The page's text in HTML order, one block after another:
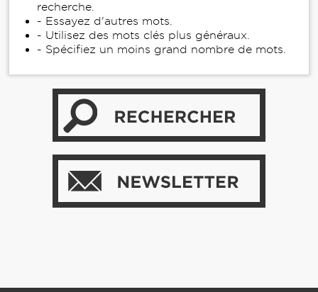
recherche.
- Essayez d'autres mots.
- Utilisez des mots clés plus généraux.
- Spécifiez un moins grand nombre de mots.